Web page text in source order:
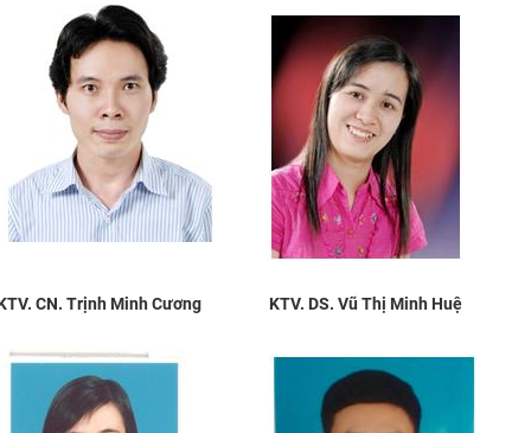
CN. Trịnh Minh Cương KTV. DS. Vũ Thị Minh Huệ